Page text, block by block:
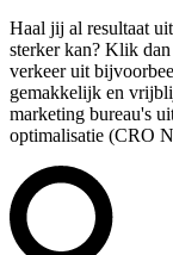
Haal jij al resultaat
sterker kan? Klik
verkeer uit
gemakkelijk en
marketing bureau's
optimalisatie (CRO